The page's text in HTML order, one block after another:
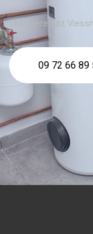
chaudière gaz
09 72 66 89